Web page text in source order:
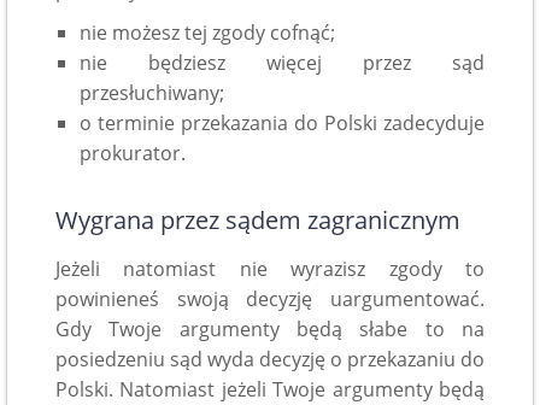
nie możesz tej zgody cofnąć;
nie będziesz więcej przez sąd
przesłuchiwany;
o terminie przekazania do Polski zadecyduje
prokurator.
Wygrana przez sądem zagranicznym
Jeżeli natomiast nie wyrazisz zgody to
powinieneś swoją decyzję uargumentować.
Gdy Twoje argumenty będą słabe to na
posiedzeniu sąd wyda decyzję o przekazaniu do
Polski. Natomiast jeżeli Twoje argumenty będą